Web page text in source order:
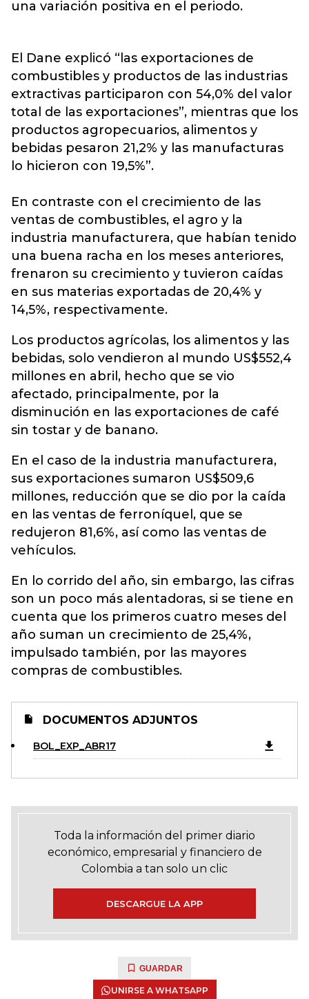
una variación positiva en el periodo.
El Dane explicó “las exportaciones de
combustibles y productos de las industrias
extractivas participaron con 54,0% del valor
total de las exportaciones”, mientras que los
productos agropecuarios, alimentos y
bebidas pesaron 21,2% y las manufacturas
lo hicieron con 19,5%”.
En contraste con el crecimiento de las
ventas de combustibles, el agro y la
industria manufacturera, que habían tenido
una buena racha en los meses anteriores,
frenaron su crecimiento y tuvieron caídas
en sus materias exportadas de 20,4% y
14,5%, respectivamente.
Los productos agrícolas, los alimentos y las
bebidas, solo vendieron al mundo US$552,4
millones en abril, hecho que se vio
afectado, principalmente, por la
disminución en las exportaciones de café
sin tostar y de banano.
En el caso de la industria manufacturera,
sus exportaciones sumaron US$509,6
millones, reducción que se dio por la caída
en las ventas de ferroníquel, que se
redujeron 81,6%, así como las ventas de
vehículos.
En lo corrido del año, sin embargo, las cifras
son un poco más alentadoras, si se tiene en
cuenta que los primeros cuatro meses del
año suman un crecimiento de 25,4%,
impulsado también, por las mayores
compras de combustibles.
DOCUMENTOS ADJUNTOS
BOL_EXP_ABR17
Toda la información del primer diario
económico, empresarial y financiero de
Colombia a tan solo un clic
DESCARGUE LA APP
GUARDAR
UNIRSE A WHATSAPP